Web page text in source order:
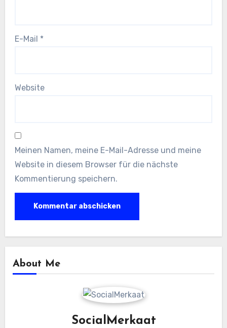
E-Mail *
Website
Meinen Namen, meine E-Mail-Adresse und meine
Website in diesem Browser für die nächste
Kommentierung speichern.
About Me
SocialMerkaat